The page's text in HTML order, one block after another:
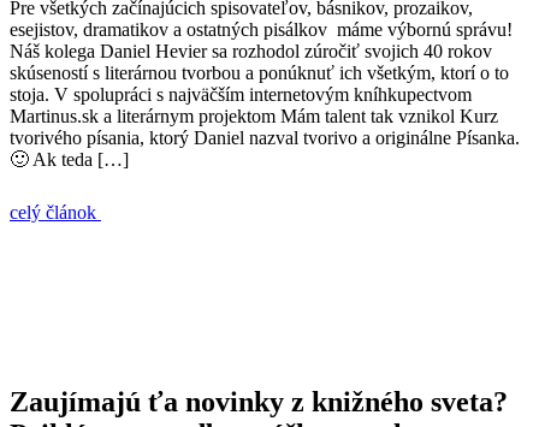
Pre všetkých začínajúcich spisovateľov, básnikov, prozaikov,
esejistov, dramatikov a ostatných pisálkov máme výbornú správu!
Náš kolega Daniel Hevier sa rozhodol zúročiť svojich 40 rokov
skúseností s literárnou tvorbou a ponúknuť ich všetkým, ktorí o to
stoja. V spolupráci s najväčším internetovým kníhkupectvom
Martinus.sk a literárnym projektom Mám talent tak vznikol Kurz
tvorivého písania, ktorý Daniel nazval tvorivo a originálne Písanka.
🙂 Ak teda […]
celý článok
Zaujímajú ťa novinky z knižného sveta?